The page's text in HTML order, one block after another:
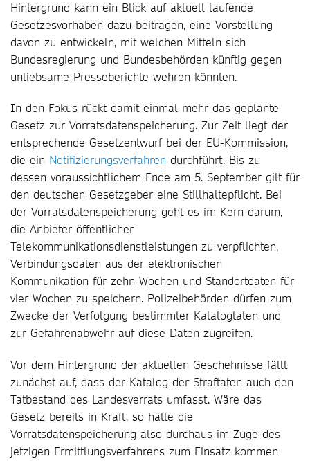
Hintergrund kann ein Blick auf aktuell laufende
Gesetzesvorhaben dazu beitragen, eine Vorstellung
davon zu entwickeln, mit welchen Mitteln sich
Bundesregierung und Bundesbehörden künftig gegen
unliebsame Presseberichte wehren könnten.
In den Fokus rückt damit einmal mehr das geplante
Gesetz zur Vorratsdatenspeicherung. Zur Zeit liegt der
entsprechende Gesetzentwurf bei der EU-Kommission,
die ein Notifizierungsverfahren durchführt. Bis zu
dessen voraussichtlichem Ende am 5. September gilt für
den deutschen Gesetzgeber eine Stillhaltepflicht. Bei
der Vorratsdatenspeicherung geht es im Kern darum,
die Anbieter öffentlicher
Telekommunikationsdienstleistungen zu verpflichten,
Verbindungsdaten aus der elektronischen
Kommunikation für zehn Wochen und Standortdaten für
vier Wochen zu speichern. Polizeibehörden dürfen zum
Zwecke der Verfolgung bestimmter Katalogtaten und
zur Gefahrenabwehr auf diese Daten zugreifen.
Vor dem Hintergrund der aktuellen Geschehnisse fällt
zunächst auf, dass der Katalog der Straftaten auch den
Tatbestand des Landesverrats umfasst. Wäre das
Gesetz bereits in Kraft, so hätte die
Vorratsdatenspeicherung also durchaus im Zuge des
jetzigen Ermittlungsverfahrens zum Einsatz kommen